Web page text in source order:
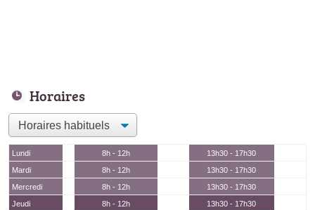
Horaires
Lundi 8h - 12h
13h30 - 17h30
Mardi
8h - 12h
13h30 - 17h30
Mercredi
8h - 12h
13h30 - 17h30
Jeudi
8h - 12h
13h30 - 17h30